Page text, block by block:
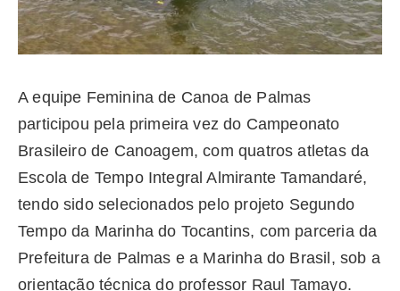
A equipe Feminina de Canoa de Palmas
participou pela primeira vez do Campeonato
Brasileiro de Canoagem, com quatros atletas da
Escola de Tempo Integral Almirante Tamandaré,
tendo sido selecionados pelo projeto Segundo
Tempo da Marinha do Tocantins, com parceria da
Prefeitura de Palmas e a Marinha do Brasil, sob a
orientação técnica do professor Raul Tamayo.